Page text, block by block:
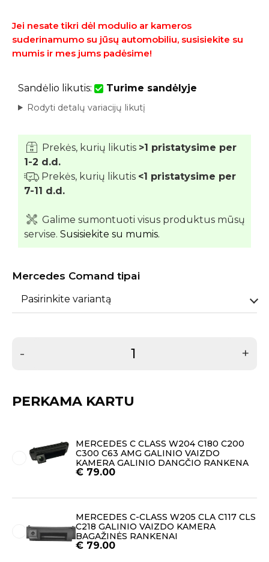
Jei nesate tikri dėl modulio ar kameros
suderinamumo su jūsų automobiliu, susisiekite su
mumis ir mes jums padėsime!
Sandėlio likutis: Turime sandėlyje
Rodyti detalų variacijų likutį
Prekės, kurių likutis >1 pristatysime per
1-2 d.d.
Prekės, kurių likutis <1 pristatysime per
7-11 d.d.
Galime sumontuoti visus produktus mūsų
servise. Susisiekite su mumis.
Mercedes Comand tipai
Pasirinkite variantą
- +
PERKAMA KARTU
MERCEDES C CLASS W204 C180 C200
C300 C63 AMG GALINIO VAIZDO
KAMERA GALINIO DANGČIO RANKENA
€ 79.00
MERCEDES C-CLASS W205 CLA C117 CLS
C218 GALINIO VAIZDO KAMERA
BAGAŽINĖS RANKENAI
€ 79.00